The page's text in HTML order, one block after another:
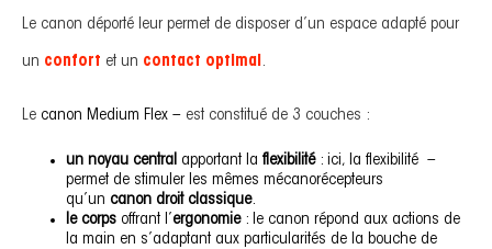
Le canon déporté leur permet de disposer d’un espace adapté pour
un confort et un contact optimal .
Le canon Medium Flex – est constitué de 3 couches :
un noyau central apportant la flexibilité: ici, la flexibilité –
permet de stimuler les mêmes mécanorécepteurs
qu’un canon droit classique.
le corps offrant l’ ergonomie: le canon répond aux actions de
la main en s’adaptant aux particularités de la bouche de